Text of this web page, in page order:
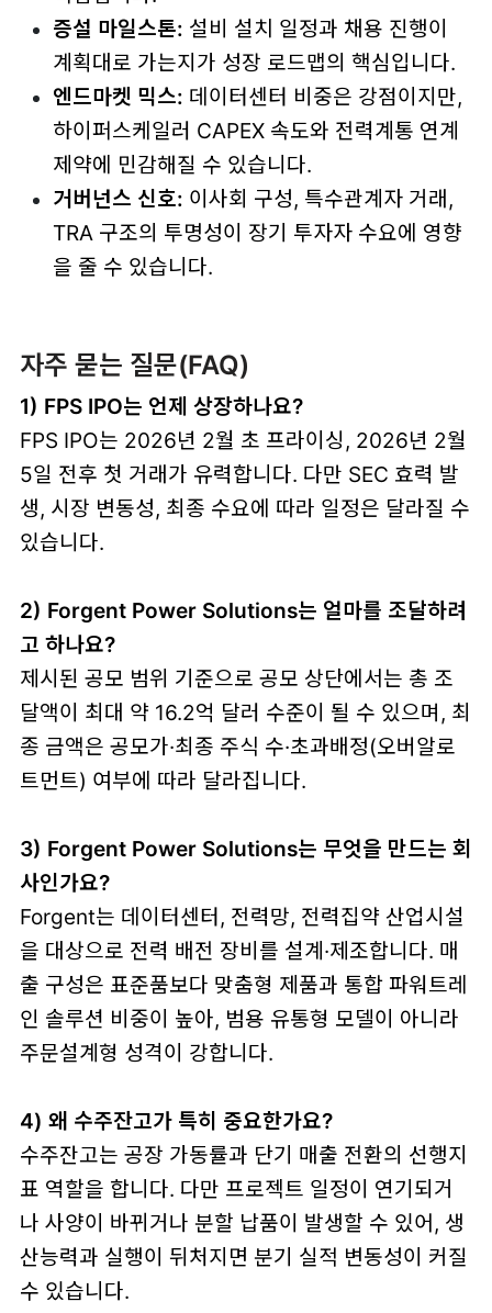
증설 마일스톤: 설비 설치 일정과 채용 진행이
계획대로 가는지가 성장 로드맵의 핵심입니다.
엔드마켓 믹스: 데이터센터 비중은 강점이지만,
하이퍼스케일러 CAPEX 속도와 전력계통 연계
제약에 민감해질 수 있습니다.
거버넌스 신호: 이사회 구성, 특수관계자 거래,
TRA 구조의 투명성이 장기 투자자 수요에 영향
을 줄 수 있습니다.
자주 묻는 질문(FAQ)
1) FPS IPO는 언제 상장하나요?
FPS IPO는 2026년 2월 초 프라이싱, 2026년 2월
5일 전후 첫 거래가 유력합니다. 다만 SEC 효력 발
생, 시장 변동성, 최종 수요에 따라 일정은 달라질 수
있습니다.
2) Forgent Power Solutions는 얼마를 조달하려
고 하나요?
제시된 공모 범위 기준으로 공모 상단에서는 총 조
달액이 최대 약 16.2억 달러 수준이 될 수 있으며, 최
종 금액은 공모가·최종 주식 수·초과배정(오버알로
트먼트) 여부에 따라 달라집니다.
3) Forgent Power Solutions는 무엇을 만드는 회
사인가요?
Forgent는 데이터센터, 전력망, 전력집약 산업시설
을 대상으로 전력 배전 장비를 설계·제조합니다. 매
출 구성은 표준품보다 맞춤형 제품과 통합 파워트레
인 솔루션 비중이 높아, 범용 유통형 모델이 아니라
주문설계형 성격이 강합니다.
4) 왜 수주잔고가 특히 중요한가요?
수주잔고는 공장 가동률과 단기 매출 전환의 선행지
표 역할을 합니다. 다만 프로젝트 일정이 연기되거
나 사양이 바뀌거나 분할 납품이 발생할 수 있어, 생
산능력과 실행이 뒤처지면 분기 실적 변동성이 커질
수 있습니다.